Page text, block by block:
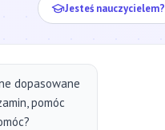
Jesteś nauczycielem?
dopasowane
pomóc